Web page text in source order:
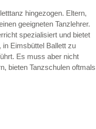
HINZUFÜGEN
HINZUFÜGEN
hingezogen. Eltern,
geeigneten Tanzlehrer.
spezialisiert und bietet
Eimsbüttel Ballett zu
Es muss aber nicht
bieten Tanzschulen oftmals